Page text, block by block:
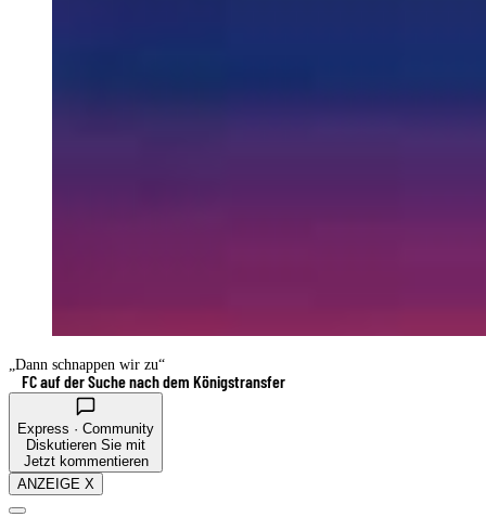
„Dann schnappen wir zu“
FC auf der Suche nach dem Königstransfer
Express · Community
Diskutieren Sie mit
Jetzt kommentieren
ANZEIGE X